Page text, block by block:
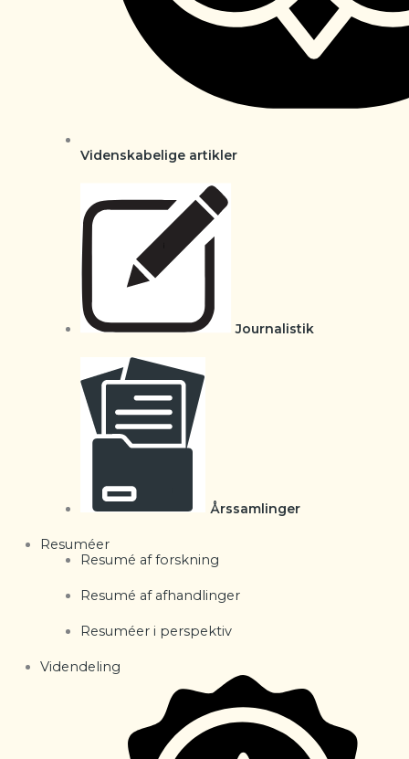
Videnskabelige artikler
Journalistik
Årssamlinger
Resuméer
Resumé af forskning
Resumé af afhandlinger
Resuméer i perspektiv
Videndeling